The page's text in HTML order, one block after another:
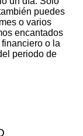
puedes
o varios
encantados
o la
periodo de